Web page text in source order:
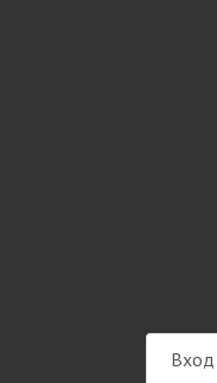
Вход